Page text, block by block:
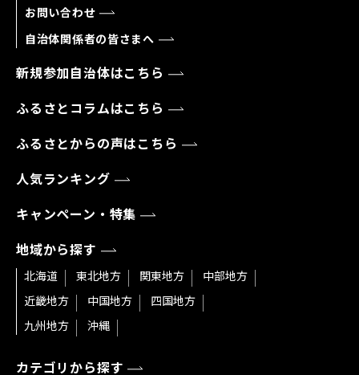
お問い合わせ
自治体関係者の皆さまへ
新規参加自治体はこちら
ふるさとコラムはこちら
ふるさとからの声はこちら
人気ランキング
キャンペーン・特集
地域から探す
北海道 東北地方 関東地方
中部地方
近畿地方
中国地方
四国地方
九州地方
沖縄
カテゴリから探す